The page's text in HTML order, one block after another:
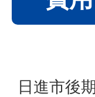
日進市後